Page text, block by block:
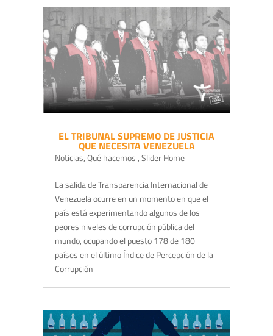
EL TRIBUNAL SUPREMO DE JUSTICIA
QUE NECESITA VENEZUELA
Noticias,Qué hacemos,Slider Home
La salida de Transparencia Internacional de
Venezuela ocurre en un momento en que el
país está experimentando algunos de los
peores niveles de corrupción pública del
mundo, ocupando el puesto 178 de 180
países en el último Índice de Percepción de la
Corrupción